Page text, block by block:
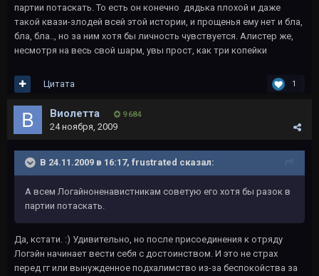
партии потаскать. То есть он конечно дядька плохой и даже
такой квази-злодей всей этой истории, и прощенья ему нет и бла,
бла, бла.., но за ним хотя бы личность чувствуется. Алистер же,
несмотря на весь свой шарм, увы прост, как три копейки
1
Цитата
Виолетта 9 684
24 ноября, 2009
В 24.11.2009 в 16:17, frustrated сказал:
А всем Логайноненавистникам советую его хотя бы разок в
партии потаскать.
Да, кстати. :) Удивительно, но после присоединения к отряду
Логэйн начинает вести себя с достоинством. И это не страх
перед гг или вынужденное подхалимство из-за беспокойства за